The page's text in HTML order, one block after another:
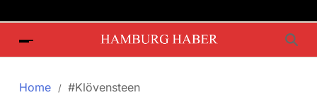
Home #Klövensteen